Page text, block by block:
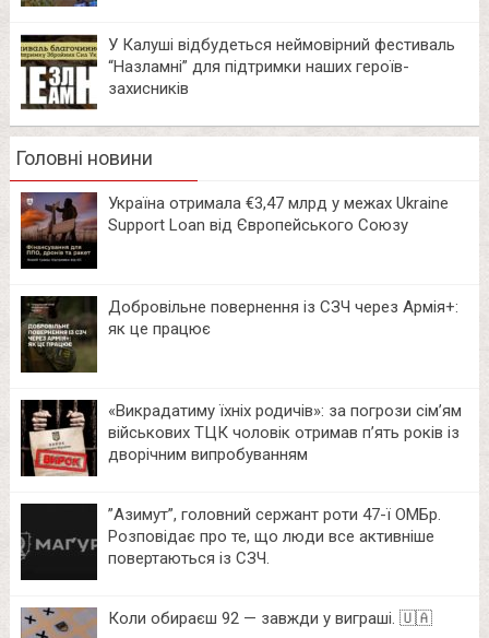
У Калуші відбудеться неймовірний фестиваль
“Назламні” для підтримки наших героїв-
захисників
Головні новини
Україна отримала €3,47 млрд у межах Ukraine
Support Loan від Європейського Союзу
Добровільне повернення із СЗЧ через Армія+:
як це працює
«Викрадатиму їхніх родичів»: за погрози сім’ям
військових ТЦК чоловік отримав п’ять років із
дворічним випробуванням
⁨”Азимут”, головний сержант роти 47-ї ОМБр.
Розповідає про те, що люди все активніше
повертаються із СЗЧ.
Коли обираєш 92 — завжди у виграші. 🇺🇦